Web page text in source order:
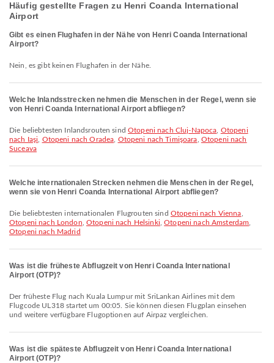
Häufig gestellte Fragen zu Henri Coanda International
Airport
Gibt es einen Flughafen in der Nähe von Henri Coanda International
Airport?
Nein, es gibt keinen Flughafen in der Nähe.
Welche Inlandsstrecken nehmen die Menschen in der Regel, wenn sie
von Henri Coanda International Airport abfliegen?
Die beliebtesten Inlandsrouten sindOtopeni nach Cluj-Napoca Otopeni
nach Iaşi
Otopeni nach Oradea Otopeni nach Timişoara Otopeni nach
Suceava
Welche internationalen Strecken nehmen die Menschen in der Regel,
wenn sie von Henri Coanda International Airport abfliegen?
Die beliebtesten internationalen Flugrouten sind Otopeni nach Vienna
Otopeni nach London Otopeni nach Helsinki ,Otopeni nach Amsterdam
Otopeni nach Madrid
Was ist die früheste Abflugzeit von Henri Coanda International
Airport (OTP)?
Der früheste Flug nach Kuala Lumpur mit SriLankan Airlines mit dem
Flugcode UL318 startet um 00:05. Sie können diesen Flugplan einsehen
und weitere verfügbare Flugoptionen auf Airpaz vergleichen.
Was ist die späteste Abflugzeit von Henri Coanda International
Airport (OTP)?